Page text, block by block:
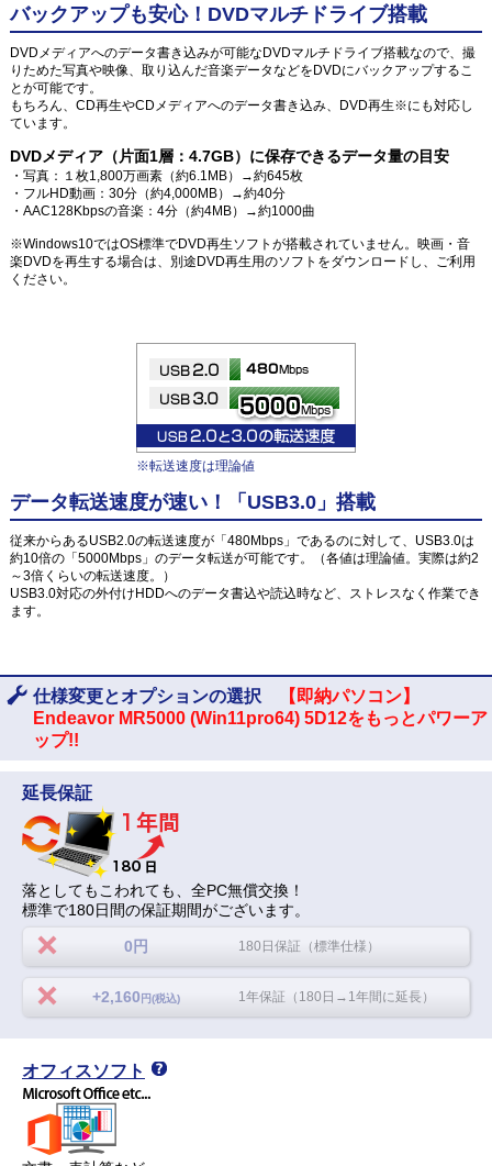
バックアップも安心！DVDマルチドライブ搭載
DVDメディアへのデータ書き込みが可能なDVDマルチドライブ搭載なので、撮
りためた写真や映像、取り込んだ音楽データなどをDVDにバックアップするこ
とが可能です。
もちろん、CD再生やCDメディアへのデータ書き込み、DVD再生※にも対応し
ています。
DVDメディア（片面1層：4.7GB）に保存できるデータ量の目安
・写真：１枚1,800万画素（約6.1MB）→約645枚
・フルHD動画：30分（約4,000MB）→約40分
・AAC128Kbpsの音楽：4分（約4MB）→約1000曲
※Windows10ではOS標準でDVD再生ソフトが搭載されていません。映画・音
楽DVDを再生する場合は、別途DVD再生用のソフトをダウンロードし、ご利用
ください。
※転送速度は理論値
データ転送速度が速い！「USB3.0」搭載
従来からあるUSB2.0の転送速度が「480Mbps」であるのに対して、USB3.0は
約10倍の「5000Mbps」のデータ転送が可能です。（各値は理論値。実際は約2
～3倍くらいの転送速度。）
USB3.0対応の外付けHDDへのデータ書込や読込時など、ストレスなく作業でき
ます。
仕様変更とオプションの選択
【即納パソコン】
Endeavor MR5000 (Win11pro64) 5D12をもっとパワーア
ップ!!
延長保証
落としてもこわれても、全PC無償交換！
標準で180日間の保証期間がございます。
0円 180日保証（標準仕様）
+2,160 円(税込) 1年保証（180日→1年間に延長）
オフィスソフト